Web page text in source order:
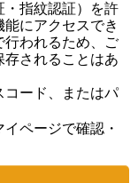
・指紋認証）を許
にアクセスでき
行われるため、ご
存されることはあ
ード、またはパ
ページで確認・